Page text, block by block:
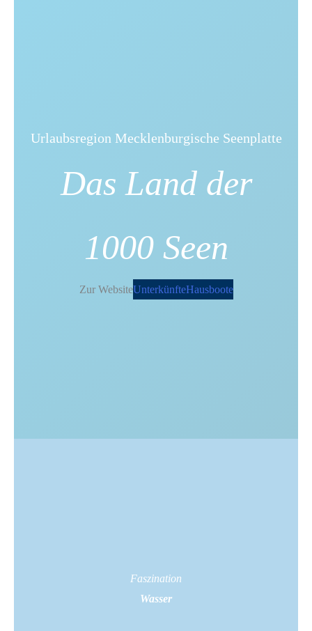
Urlaubsregion Mecklenburgische Seenplatte
Das Land der
1000 Seen
Zur WebsiteUnterkünfteHausboote
Faszination
Wasser